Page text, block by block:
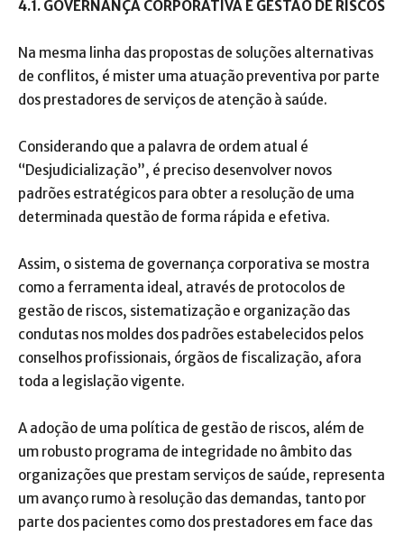
4.1. GOVERNANÇA CORPORATIVA E GESTÃO DE RISCOS
Na mesma linha das propostas de soluções alternativas
de conflitos, é mister uma atuação preventiva por parte
dos prestadores de serviços de atenção à saúde.
Considerando que a palavra de ordem atual é
“Desjudicialização”, é preciso desenvolver novos
padrões estratégicos para obter a resolução de uma
determinada questão de forma rápida e efetiva.
Assim, o sistema de governança corporativa se mostra
como a ferramenta ideal, através de protocolos de
gestão de riscos, sistematização e organização das
condutas nos moldes dos padrões estabelecidos pelos
conselhos profissionais, órgãos de fiscalização, afora
toda a legislação vigente.
A adoção de uma política de gestão de riscos, além de
um robusto programa de integridade no âmbito das
organizações que prestam serviços de saúde, representa
um avanço rumo à resolução das demandas, tanto por
parte dos pacientes como dos prestadores em face das